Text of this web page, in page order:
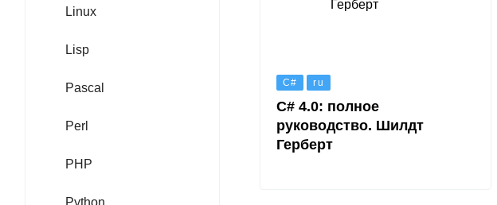
Linux
Lisp
Pascal
Perl
PHP
Python
C# ru
C# 4.0: полное
руководство. Шилдт
Герберт